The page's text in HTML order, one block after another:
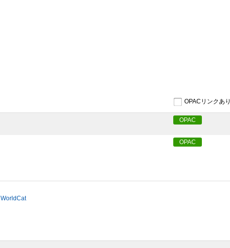
OPACリンクあり
OPAC
OPAC
WorldCat